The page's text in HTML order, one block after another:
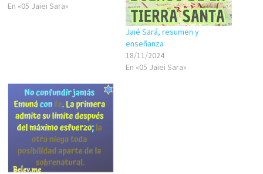
En «05 Jaiei Sara»
Jaié Sará, resumen y
enseñanza
18/11/2024
En «05 Jaiei Sara»